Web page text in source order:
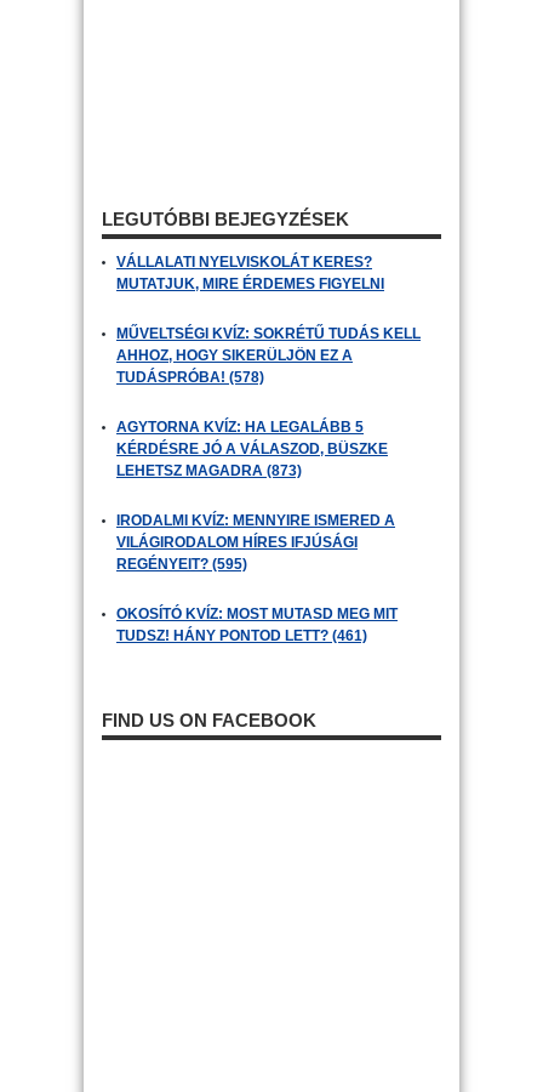
LEGUTÓBBI BEJEGYZÉSEK
VÁLLALATI NYELVISKOLÁT KERES?
MUTATJUK, MIRE ÉRDEMES FIGYELNI
MŰVELTSÉGI KVÍZ: SOKRÉTŰ TUDÁS KELL
AHHOZ, HOGY SIKERÜLJÖN EZ A
TUDÁSPRÓBA! (578)
AGYTORNA KVÍZ: HA LEGALÁBB 5
KÉRDÉSRE JÓ A VÁLASZOD, BÜSZKE
LEHETSZ MAGADRA (873)
IRODALMI KVÍZ: MENNYIRE ISMERED A
VILÁGIRODALOM HÍRES IFJÚSÁGI
REGÉNYEIT? (595)
OKOSÍTÓ KVÍZ: MOST MUTASD MEG MIT
TUDSZ! HÁNY PONTOD LETT? (461)
FIND US ON FACEBOOK